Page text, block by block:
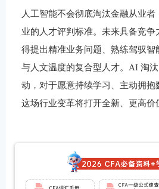
人工智能不会彻底淘汰金融从业
业的人才评判标准。未来具备竞
得提出精准业务问题、熟练驾驭智
与人文温度的复合型人才。AI 淘
动，对于愿意持续学习、主动拥抱
这场行业变革将打开全新、更高价